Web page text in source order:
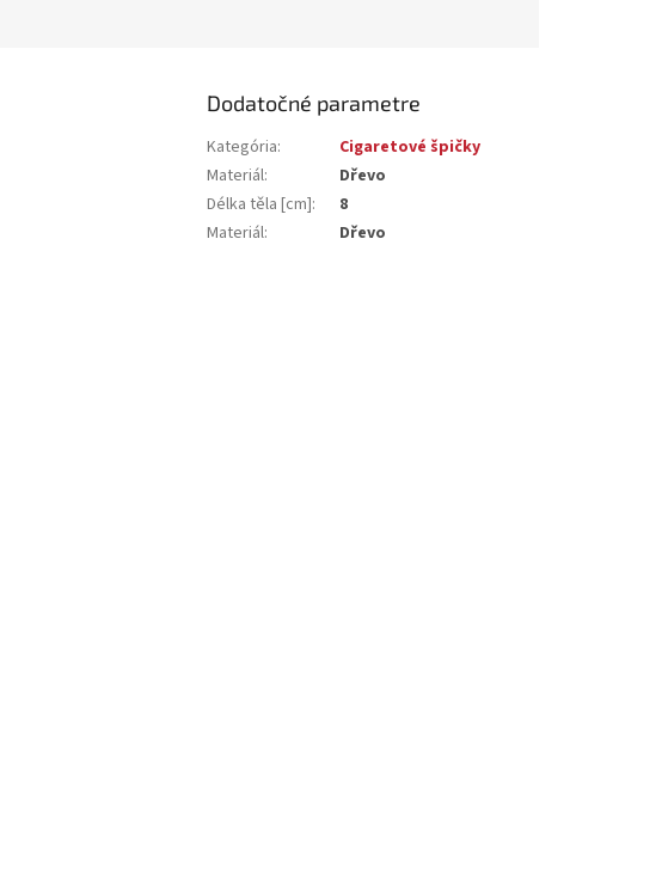
Dodatočné parametre
Kategória:
Cigaretové špičky
Materiál:
Dřevo
Délka těla [cm]:
8
Materiál: Dřevo